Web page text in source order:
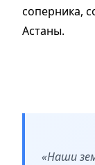
соперника,
Астаны.
«Наши